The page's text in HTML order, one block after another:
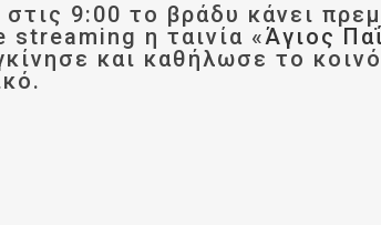
9:00 το βράδυ κάνει
streaming η ταινία «Άγιος
και καθήλωσε το